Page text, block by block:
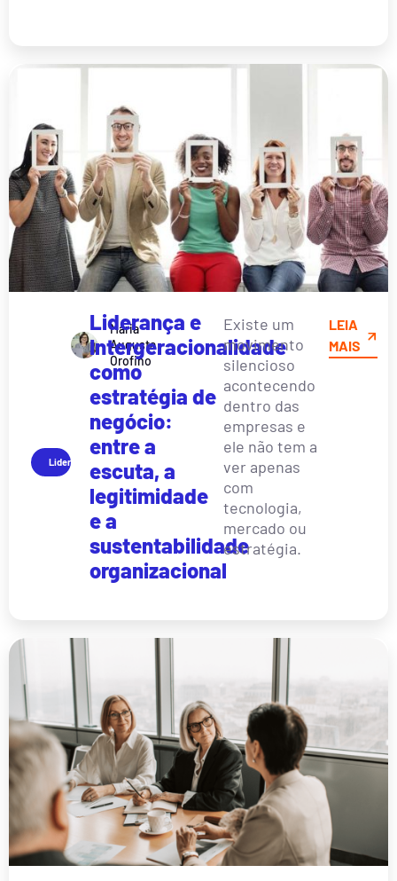
Liderança
Maria
Augusta
Orofino
Liderança e
Intergeracionalidade
como
estratégia de
negócio:
entre a
escuta, a
legitimidade
e a
sustentabilidade
organizacional
Existe um
movimento
silencioso
acontecendo
dentro das
empresas e
ele não tem a
ver apenas
com
tecnologia,
mercado ou
estratégia.
LEIA
MAIS